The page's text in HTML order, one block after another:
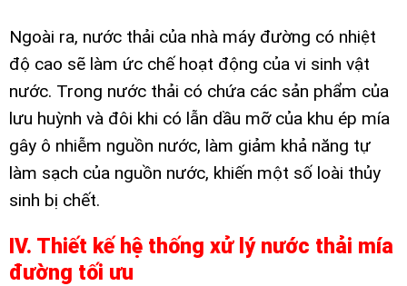
Ngoài ra, nước thải của nhà máy đường có nhiệt
độ cao sẽ làm ức chế hoạt động của vi sinh vật
nước. Trong nước thải có chứa các sản phẩm của
lưu huỳnh và đôi khi có lẫn dầu mỡ của khu ép mía
gây ô nhiễm nguồn nước, làm giảm khả năng tự
làm sạch của nguồn nước, khiến một số loài thủy
sinh bị chết.
IV. Thiết kế hệ thống xử lý nước thải mía
đường tối ưu